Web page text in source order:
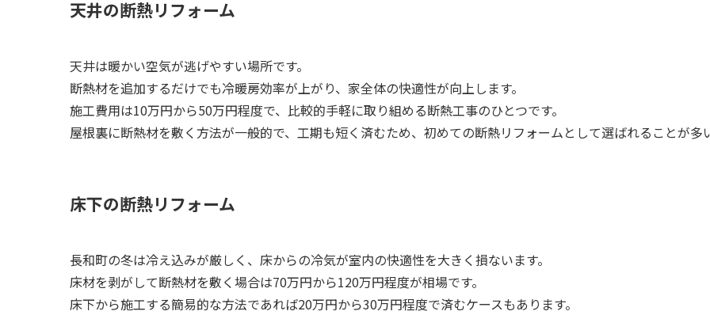
天井の断熱リフォーム
天井は暖かい空気が逃げやすい場所です。
断熱材を追加するだけでも冷暖房効率が上がり、家全体の快適性が向上します。
施工費用は10万円から50万円程度で、比較的手軽に取り組める断熱工事のひとつです。
屋根裏に断熱材を敷く方法が一般的で、工期も短く済むため、初めての断熱リフォームとして選ばれることが多
床下の断熱リフォーム
長和町の冬は冷え込みが厳しく、床からの冷気が室内の快適性を大きく損ないます。
床材を剥がして断熱材を敷く場合は70万円から120万円程度が相場です。
床下から施工する簡易的な方法であれば20万円から30万円程度で済むケースもあります。